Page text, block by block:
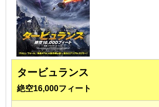
タービュランス
絶空16,000フィート